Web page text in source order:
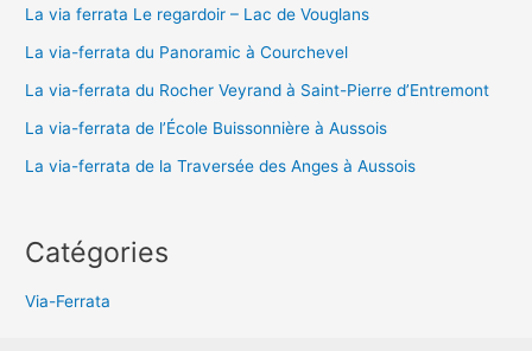
La via ferrata Le regardoir – Lac de Vouglans
La via-ferrata du Panoramic à Courchevel
La via-ferrata du Rocher Veyrand à Saint-Pierre d’Entremont
La via-ferrata de l’École Buissonnière à Aussois
La via-ferrata de la Traversée des Anges à Aussois
Catégories
Via-Ferrata